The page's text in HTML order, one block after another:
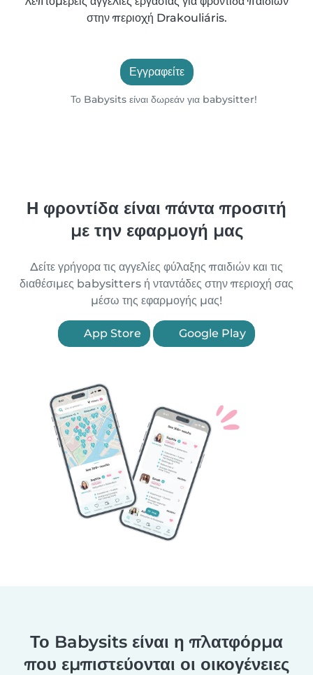
στην περιοχή Drakouliáris.
Εγγραφείτε
Το Babysits είναι δωρεάν για babysitter!
Η φροντίδα είναι πάντα προσιτή
με την εφαρμογή μας
Δείτε γρήγορα τις αγγελίες φύλαξης παιδιών και τις
διαθέσιμες babysitters ή νταντάδες στην περιοχή σας
μέσω της εφαρμογής μας!
App Store Google Play
Το Babysits είναι η πλατφόρμα
που εμπιστεύονται οι οικογένειες